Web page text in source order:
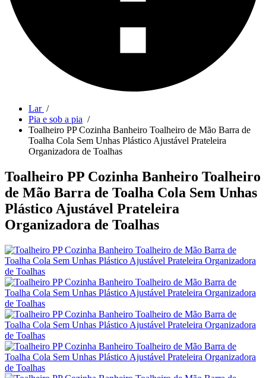
Lar /
Pia e sob a pia /
Toalheiro PP Cozinha Banheiro Toalheiro de Mão Barra de
Toalha Cola Sem Unhas Plástico Ajustável Prateleira
Organizadora de Toalhas
Toalheiro PP Cozinha Banheiro Toalheiro
de Mão Barra de Toalha Cola Sem Unhas
Plástico Ajustável Prateleira
Organizadora de Toalhas